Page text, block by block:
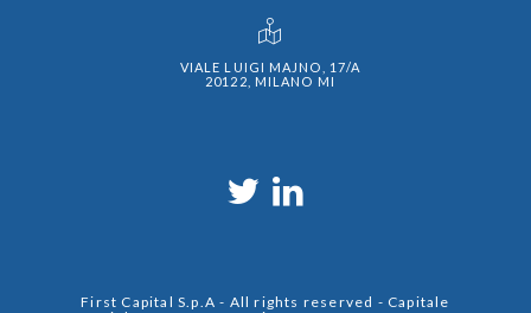
VIALE LUIGI MAJNO, 17/A
20122, MILANO MI
First Capital S.p.A - All rights reserved - Capitale